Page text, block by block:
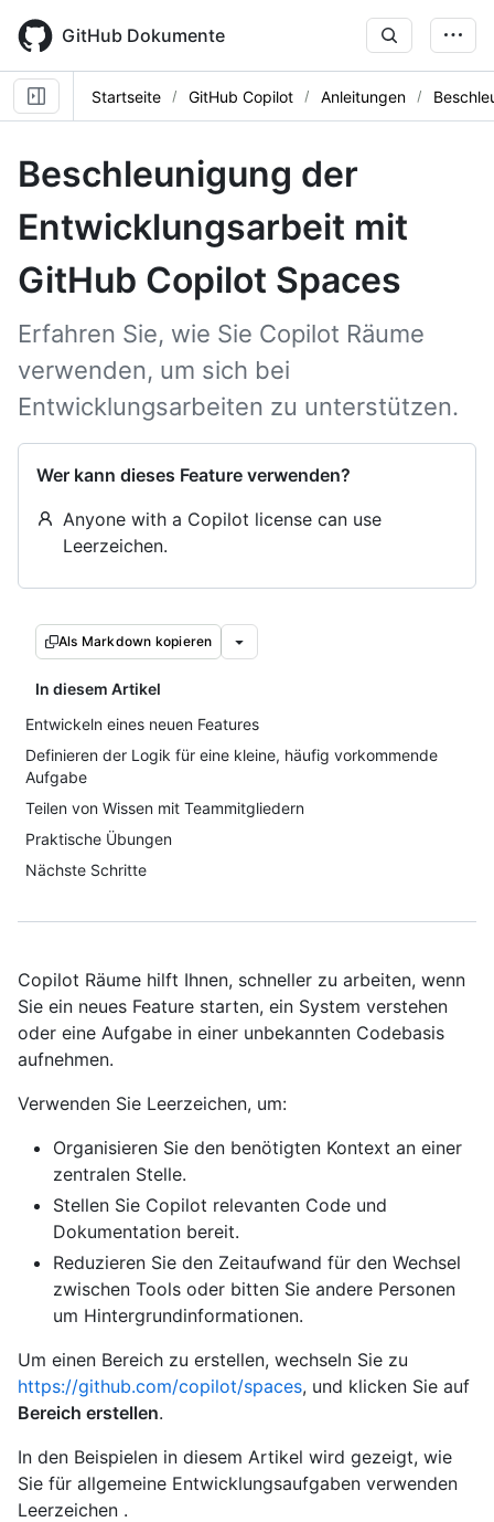
main
content
GitHub Dokumente
Startseite GitHub Copilot Anleitungen
Beschleunigung der
Entwicklungsarbeit mit
GitHub Copilot Spaces
Erfahren Sie, wie Sie Copilot Räume
verwenden, um sich bei
Entwicklungsarbeiten zu unterstützen.
Wer kann dieses Feature verwenden?
Anyone with a Copilot license can use
Leerzeichen.
Als Markdown kopieren
In diesem Artikel
Entwickeln eines neuen Features
Definieren der Logik für eine kleine, häufig vorkommende
Aufgabe
Teilen von Wissen mit Teammitgliedern
Praktische Übungen
Nächste Schritte
Copilot Räume hilft Ihnen, schneller zu arbeiten, wenn
Sie ein neues Feature starten, ein System verstehen
oder eine Aufgabe in einer unbekannten Codebasis
aufnehmen.
Verwenden Sie Leerzeichen, um:
Organisieren Sie den benötigten Kontext an einer
zentralen Stelle.
Stellen Sie Copilot relevanten Code und
Dokumentation bereit.
Reduzieren Sie den Zeitaufwand für den Wechsel
zwischen Tools oder bitten Sie andere Personen
um Hintergrundinformationen.
Um einen Bereich zu erstellen, wechseln Sie zu
https://github.com/copilot/spaces, und klicken Sie auf
Bereich erstellen.
In den Beispielen in diesem Artikel wird gezeigt, wie
Sie für allgemeine Entwicklungsaufgaben verwenden
Leerzeichen .